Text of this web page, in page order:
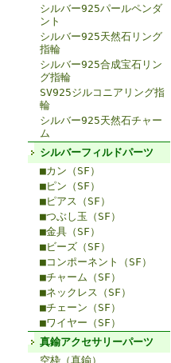
シルバー925パールペンダ
ント
シルバー925天然石リング
指輪
シルバー925合成宝石リン
グ指輪
SV925ジルコニアリング指
輪
シルバー925天然石チャー
ム
シルバーフィルドパーツ
■カン（SF）
■ピン（SF）
■ピアス（SF）
■つぶし玉（SF）
■金具（SF）
■ビーズ（SF）
■コンポーネント（SF）
■チャーム（SF）
■ネックレス（SF）
■チェーン（SF）
■ワイヤー（SF）
真鍮アクセサリーパーツ
空枠（真鍮）